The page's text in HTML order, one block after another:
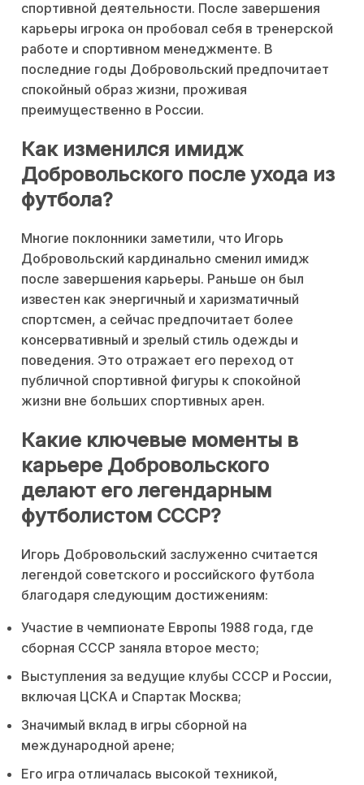
спортивной деятельности. После завершения
карьеры игрока он пробовал себя в тренерской
работе и спортивном менеджменте. В
последние годы Добровольский предпочитает
спокойный образ жизни, проживая
преимущественно в России.
Как изменился имидж
Добровольского после ухода из
футбола?
Многие поклонники заметили, что Игорь
Добровольский кардинально сменил имидж
после завершения карьеры. Раньше он был
известен как энергичный и харизматичный
спортсмен, а сейчас предпочитает более
консервативный и зрелый стиль одежды и
поведения. Это отражает его переход от
публичной спортивной фигуры к спокойной
жизни вне больших спортивных арен.
Какие ключевые моменты в
карьере Добровольского
делают его легендарным
футболистом СССР?
Игорь Добровольский заслуженно считается
легендой советского и российского футбола
благодаря следующим достижениям:
Участие в чемпионате Европы 1988 года, где
сборная СССР заняла второе место;
Выступления за ведущие клубы СССР и России,
включая ЦСКА и Спартак Москва;
Значимый вклад в игры сборной на
международной арене;
Его игра отличалась высокой техникой,